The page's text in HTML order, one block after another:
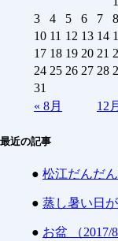
« 8月 12月
3
4 5 6 7 8
10 11 12 13 14
17 18 19 20 21
24 25 26 27 28
31
最近の記事
● 松江だんだん
● 蒸し暑い日が
● お盆 （2017/